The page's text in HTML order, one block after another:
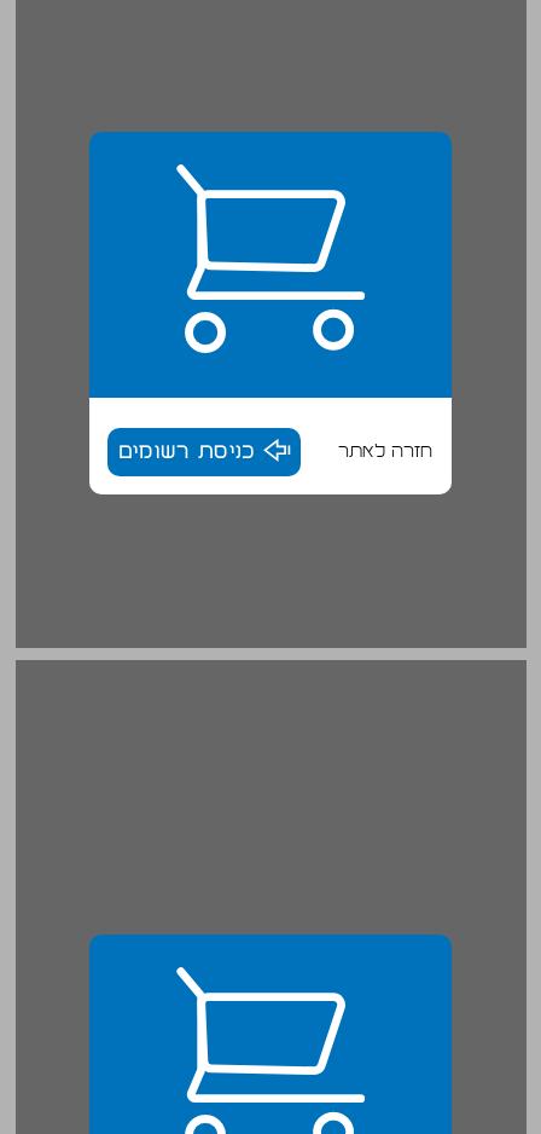
חזרה לאתר כניסת רשומים
מבוא: בירור מושגים ... 17